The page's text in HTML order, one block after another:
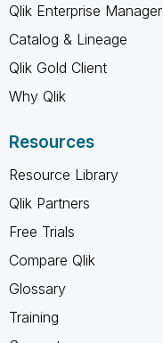
Qlik Enterprise Manager
Catalog & Lineage
Qlik Gold Client
Why Qlik
Resources
Resource Library
Qlik Partners
Free Trials
Compare Qlik
Glossary
Training